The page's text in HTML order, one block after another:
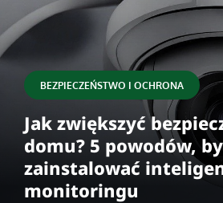
BEZPIECZEŃSTWO I OCHRONA
Jak zwiększyć
domu? 5 powodów, by
zainstalować
monitoringu